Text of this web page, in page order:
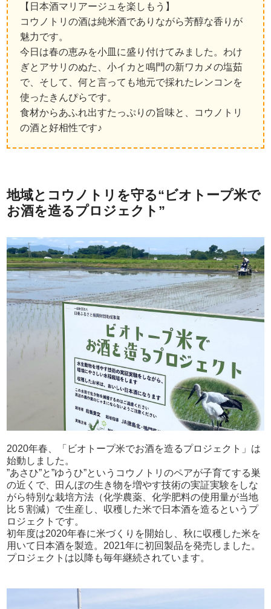
【日本酒マリアージュを楽しもう】
コウノトリの酒は純米酒でありながら芳醇な香りが
魅力です。
今日は春の恵みを小皿に盛り付けてみました。わけ
ぎとアサリのぬた、小イカと鳴門の新ワカメの塩茹
で、そして、何と言っても地元で採れたレンコンを
使ったきんぴらです。
食材からあふれ出すたっぷりの旨味と、コウノトリ
の酒と好相性です♪
地域とコウノトリを守る“ビオトープ米で
お酒を造るプロジェクト”
2020年春、「ビオトープ米でお酒を造るプロジェクト」は
始動しました。
”あさひ”と”ゆうひ”というコウノトリのペアが子育てする巣
の近くで、田んぼの生き物を増やす技術の実証実験をしな
がら特別な栽培方法（化学農薬、化学肥料の使用量が当地
比５割減）で生産し、収穫した米で日本酒を造るというプ
ロジェクトです。
初年度は2020年春に米づくりを開始し、秋に収穫した米を
用いて日本酒を製造。2021年に初回製品を発売しました。
プロジェクトは以降も毎年継続されています。